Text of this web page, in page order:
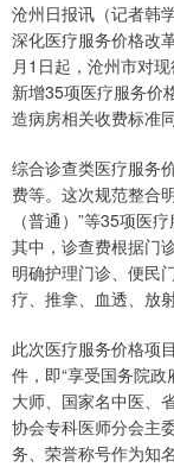
沧州日报讯（记者韩
深化医疗服务价格改
月1日起，沧州市对
新增35项医疗服务价
造病房相关收费标准
综合诊查类医疗服务
费等。这次规范整合
（普通）”等35项医
其中，诊查费根据门
明确护理门诊、便民
疗、推拿、血透、放
此次医疗服务价格项
件，即“享受国务院
大师、国家名中医、
协会专科医师分会主
务、荣誉称号作为知